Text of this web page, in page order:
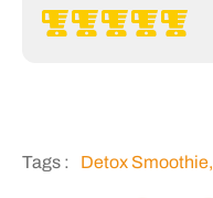
Tags : Detox Smoothie,